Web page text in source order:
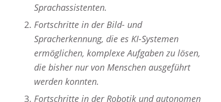
Sprachassistenten.
Fortschritte in der Bild- und
Spracherkennung, die es KI-Systemen
ermöglichen, komplexe Aufgaben zu lösen,
die bisher nur von Menschen ausgeführt
werden konnten.
Fortschritte in der Robotik und autonomen